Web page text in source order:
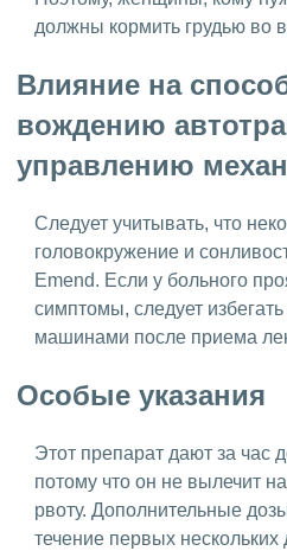
должны кормить грудью во
Влияние на
вождению
управлению
Следует учитывать, что
головокружение и
Emend. Если у больного
симптомы, следует
машинами после приема
Особые указания
Этот препарат дают за час
потому что он не вылечит
рвоту. Дополнительные
течение первых нескольких